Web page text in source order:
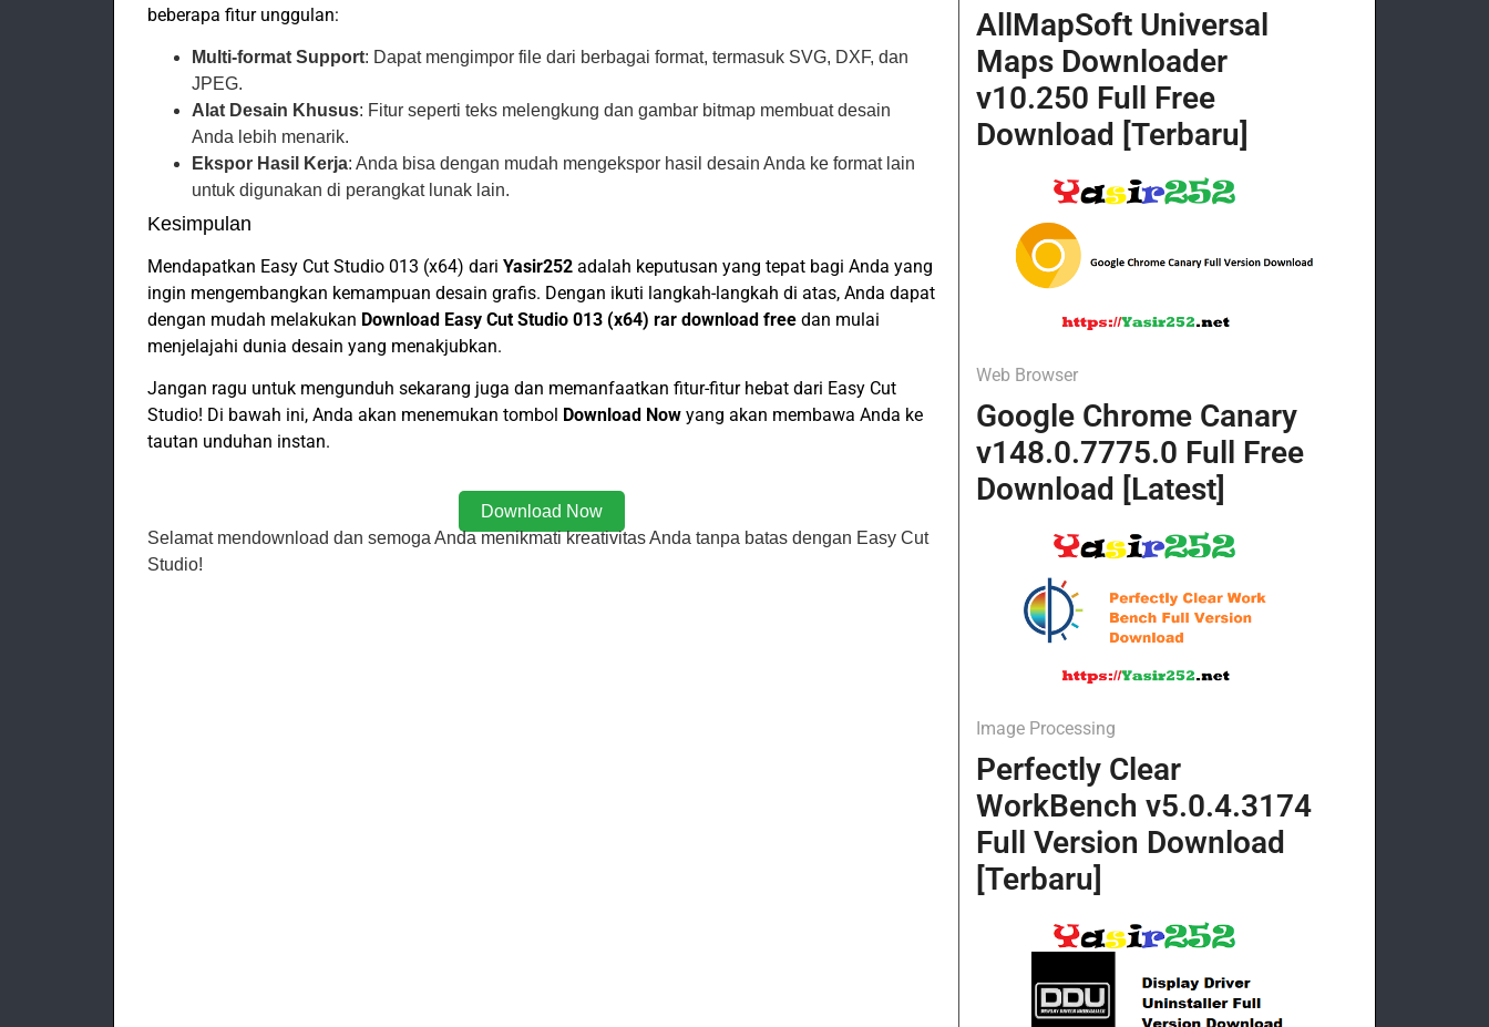
beberapa fitur unggulan:
Multi-format Support: Dapat mengimpor file dari berbagai format, termasuk SVG, DXF, dan
JPEG.
Alat Desain Khusus: Fitur seperti teks melengkung dan gambar bitmap membuat desain
Anda lebih menarik.
Ekspor Hasil Kerja: Anda bisa dengan mudah mengekspor hasil desain Anda ke format lain
untuk digunakan di perangkat lunak lain.
Kesimpulan
Mendapatkan Easy Cut Studio 013 (x64) dari Yasir252 adalah keputusan yang tepat bagi Anda yang
ingin mengembangkan kemampuan desain grafis. Dengan ikuti langkah-langkah di atas, Anda dapat
dengan mudah melakukan Download Easy Cut Studio 013 (x64) rar download free dan mulai
menjelajahi dunia desain yang menakjubkan.
Jangan ragu untuk mengunduh sekarang juga dan memanfaatkan fitur-fitur hebat dari Easy Cut
Studio! Di bawah ini, Anda akan menemukan tombol Download Now yang akan membawa Anda ke
tautan unduhan instan.
Download Now
Selamat mendownload dan semoga Anda menikmati kreativitas Anda tanpa batas dengan Easy Cut
Studio!
AllMapSoft Universal
Maps Downloader
v10.250 Full Free
Download [Terbaru]
Web Browser
Google Chrome Canary
v148.0.7775.0 Full Free
Download [Latest]
Image Processing
Perfectly Clear
WorkBench v5.0.4.3174
Full Version Download
[Terbaru]